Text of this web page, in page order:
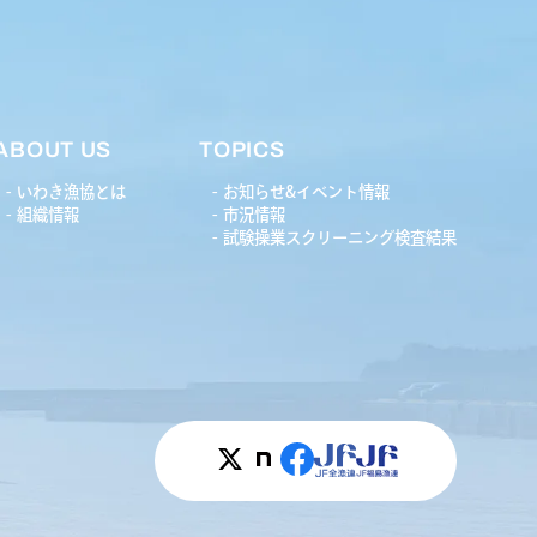
US
いわき漁協とは
組織情報
TOPICS
お知らせ&イベント情報
市況情報
試験操業スクリーニング検査結果